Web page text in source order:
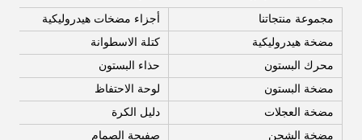
مجموعة منتجاتنا
أجزاء مضخات هيدروليكية
مضخة هيدروليكية
كتلة الاسطوانة
محرك البستون
حذاء البستون
مضخة البستون
لوحة الاحتفاظ
مضخة العجلات
دليل الكرة
مضخة الشحن
صفيحة الصمام